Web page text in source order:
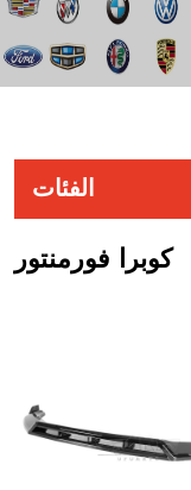
الفئات
كوبرا فورمنتور